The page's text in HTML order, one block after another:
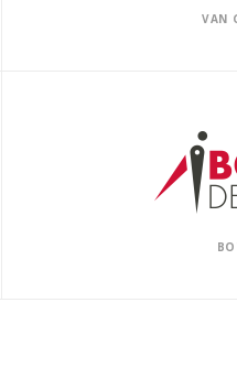
VAN